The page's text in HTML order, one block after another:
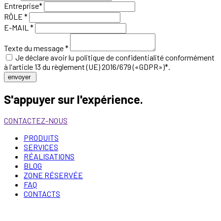
Entreprise*
RÔLE *
E-MAIL *
Texte du message *
Je déclare avoir lu politique de confidentialitéconformément
à l'article 13 du règlement (UE) 2016/679 («GDPR»)*.
envoyer
S'appuyer sur l'expérience.
CONTACTEZ-NOUS
PRODUITS
SERVICES
RÉALISATIONS
BLOG
ZONE RÉSERVÉE
FAQ
CONTACTS